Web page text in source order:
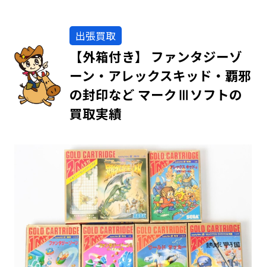
出張買取
【外箱付き】 ファンタジーゾ
ーン・アレックスキッド・覇邪
の封印など マークⅢソフトの
買取実績